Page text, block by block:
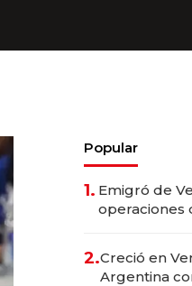
Popular
1. Emigró de
operaciones
2.Creció en
Argentina